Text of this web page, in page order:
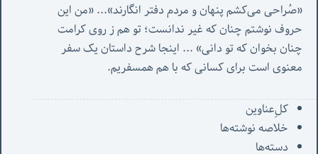
«صُراحی می‌کشم پنهان‌ و مردم‌ دفتر انگارند»... «
چنان بخوان که تو دانی» ...
معنوی است برای کسانی که با هم همسفریم.
کل‌ِعناوین
خلاصه نوشته‌ها
دسته‌ها